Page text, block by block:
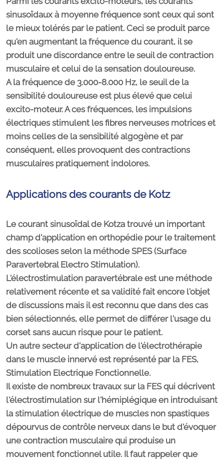
sinusoïdaux à moyenne fréquence sont ceux qui sont
le mieux tolérés par le patient. Ceci se produit parce
qu'en augmentant la fréquence du courant, il se
produit une discordance entre le seuil de contraction
musculaire et celui de la sensation douloureuse.
A la fréquence de 3.000-8.000 Hz, le seuil de la
sensibilité douloureuse est plus élevé que celui
excito-moteur. A ces fréquences, les impulsions
électriques stimulent les fibres nerveuses motrices et
moins celles de la sensibilité algogène et par
conséquent, elles provoquent des contractions
musculaires pratiquement indolores.
Applications des courants de Kotz
Le courant sinusoïdal de Kotza trouvé un important
champ d'application en orthopédie pour le traitement
des scolioses selon la méthode SPES (Surface
Paravertebral Electro Stimulation).
L'électrostimulation paravertébrale est une méthode
relativement récente et sa validité fait encore l'objet
de discussions mais il est reconnu que dans des cas
bien sélectionnés, elle permet de différer l'usage du
corset sans aucun risque pour le patient.
Un autre secteur d'application de l'électrothérapie
dans le muscle innervé est représenté par la FES,
Stimulation Electrique Fonctionnelle.
Il existe de nombreux travaux sur la FES qui décrivent
l'électrostimulation sur l'hémiplégique en introduisant
la stimulation électrique de muscles non spastiques
dépourvus de contrôle nerveux dans le but d'évoquer
une contraction musculaire qui produise un
mouvement fonctionnel utile. Il faut rappeler que